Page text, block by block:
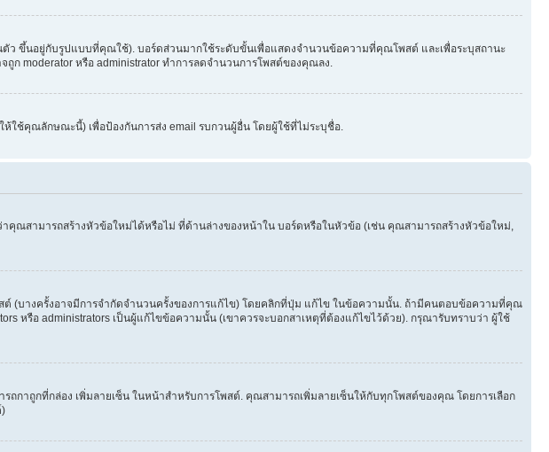
ขึ้นอยู่กับรูปแบบที่คุณใช้). บอร์ดส่วนมากใช้ระดับขั้นเพื่อแสดงจำนวนข้อความที่คุณโพสต์ และเพื่อระบุสถานะ
ก moderator หรือ administrator ทำการลดจำนวนการโพสต์ของคุณลง.
ช้คุณลักษณะนี้) เพื่อป้องกันการส่ง email รบกวนผู้อื่น โดยผู้ใช้ที่ไม่ระบุชื่อ.
สามารถสร้างหัวข้อใหม่ได้หรือไม่ ที่ด้านล่างของหน้าใน บอร์ดหรือในหัวข้อ (เช่น คุณสามารถสร้างหัวข้อใหม่,
(บางครั้งอาจมีการจำกัดจำนวนครั้งของการแก้ไข) โดยคลิกที่ปุ่ม แก้ไข ในข้อความนั้น. ถ้ามีคนตอบข้อความที่คุณ
หรือ administrators เป็นผู้แก้ไขข้อความนั้น (เขาควรจะบอกสาเหตุที่ต้องแก้ไขไว้ด้วย). กรุณารับทราบว่า ผู้ใช้
าถูกที่กล่อง เพิ่มลายเซ็น ในหน้าสำหรับการโพสต์. คุณสามารถเพิ่มลายเซ็นให้กับทุกโพสต์ของคุณ โดยการเลือก